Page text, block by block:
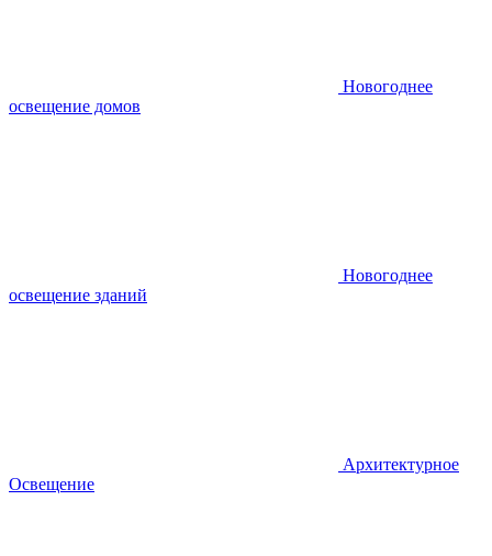
Новогоднее
освещение домов
Новогоднее
освещение зданий
Архитектурное
Освещение